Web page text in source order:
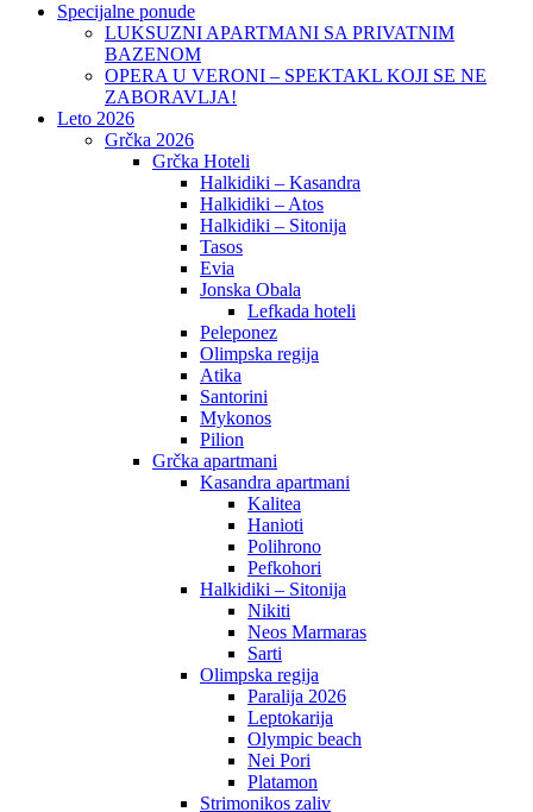
Specijalne ponude
LUKSUZNI APARTMANI SA PRIVATNIM
BAZENOM
OPERA U VERONI – SPEKTAKL KOJI SE NE
ZABORAVLJA!
Leto 2026
Grčka 2026
Grčka Hoteli
Halkidiki – Kasandra
Halkidiki – Atos
Halkidiki – Sitonija
Tasos
Evia
Jonska Obala
Lefkada hoteli
Peleponez
Olimpska regija
Atika
Santorini
Mykonos
Pilion
Grčka apartmani
Kasandra apartmani
Kalitea
Hanioti
Polihrono
Pefkohori
Halkidiki – Sitonija
Nikiti
Neos Marmaras
Sarti
Olimpska regija
Paralija 2026
Leptokarija
Olympic beach
Nei Pori
Platamon
Strimonikos zaliv